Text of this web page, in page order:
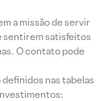
a missão de servir
sentirem satisfeitos
O contato pode
nas tabelas